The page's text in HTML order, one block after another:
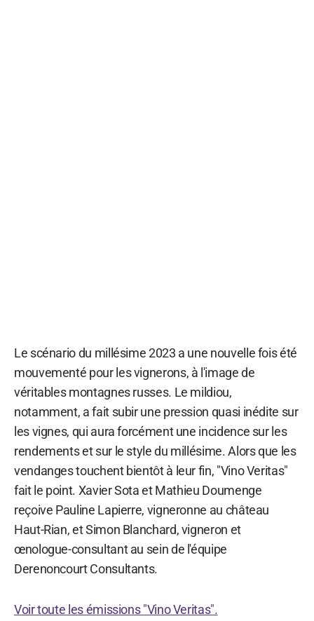
Le scénario du millésime 2023 a une nouvelle fois été
mouvementé pour les vignerons, à l'image de
véritables montagnes russes. Le mildiou,
notamment, a fait subir une pression quasi inédite sur
les vignes, qui aura forcément une incidence sur les
rendements et sur le style du millésime. Alors que les
vendanges touchent bientôt à leur fin, "Vino Veritas"
fait le point. Xavier Sota et Mathieu Doumenge
reçoive Pauline Lapierre, vigneronne au château
Haut-Rian, et Simon Blanchard, vigneron et
œnologue-consultant au sein de l'équipe
Derenoncourt Consultants.
Voir toute les émissions "Vino Veritas".